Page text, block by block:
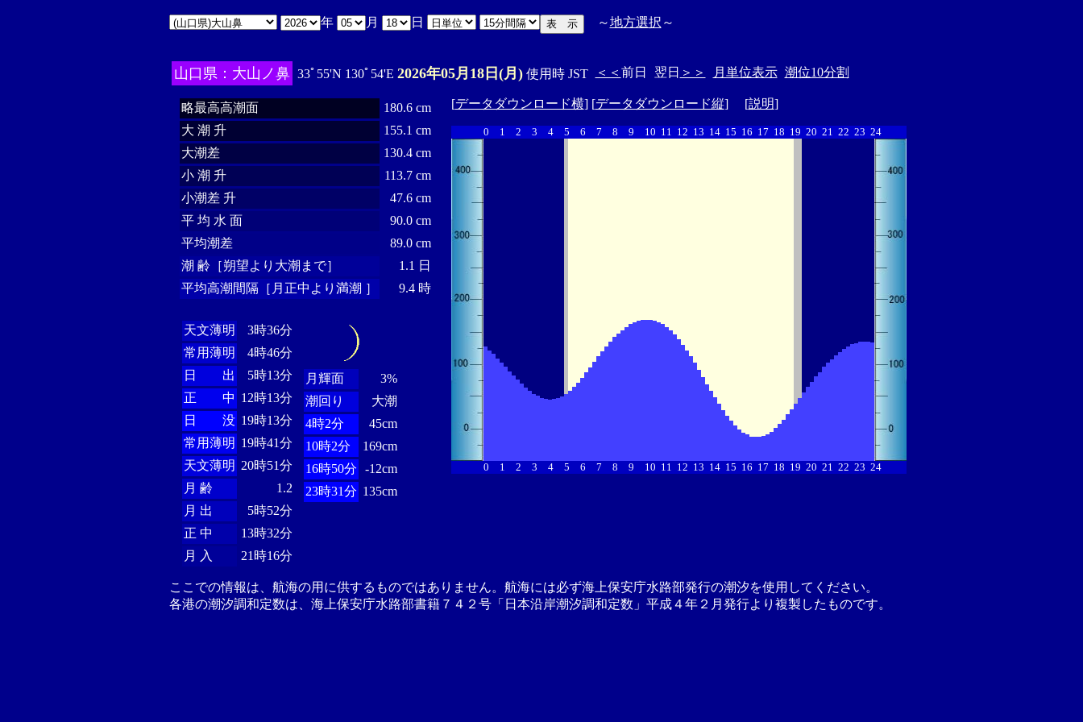
年 月 日 ～地方選択 ～
山口県：大山ノ鼻 33ﾟ55'N 130ﾟ54'E 2026年05月18日(月)使用時 JST ＜＜ 前日 翌日 ＞＞ 月単位表示 潮位10分割
略最高高潮面
180.6 cm
大 潮 升
155.1 cm
大潮差
130.4 cm
小 潮 升
113.7 cm
小潮差 升
47.6 cm
平 均 水 面
90.0 cm
平均潮差
89.0 cm
潮 齢［朔望より大潮まで］
1.1 日
平均高潮間隔［月正中より満潮 ］
9.4 時
天文薄明
3時36分
常用薄明
4時46分
日 出
5時13分
正 中 12時13分
日 没 19時13分
常用薄明 19時41分
天文薄明 20時51分
月 齢
1.2
月 出
5時52分
正 中
13時32分
月 入
21時16分
月輝面
3%
潮回り
大潮
4時2分
45cm
10時2分
169cm
16時50分
-12cm
23時31分 135cm
[データダウンロード横] [データダウンロード縦] [説明]
0 1 2 3 4 5 6 7 8 9 10 11 12 13 14 15 16 17 18 19 20 21 22 23 24
0 1 2 3 4 5 6 7 8 9 10 11 12 13 14 15 16 17 18 19 20 21 22 23 24
ここでの情報は、航海の用に供するものではありません。航海には必ず海上保安庁水路部発行の潮汐を使用してください。
各港の潮汐調和定数は、海上保安庁水路部書籍７４２号「日本沿岸潮汐調和定数」平成４年２月発行より複製したものです。